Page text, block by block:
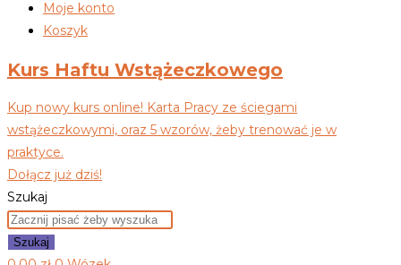
Moje konto
Koszyk
Kurs Haftu Wstążeczkowego
Kup nowy kurs online! Karta Pracy ze ściegami
wstążeczkowymi, oraz 5 wzorów, żeby trenować je w
praktyce.
Dołącz już dziś!
Szukaj
Szukaj